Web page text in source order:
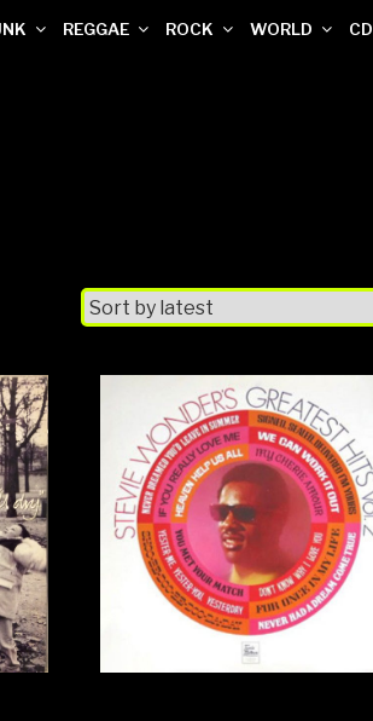
REGGAE ROCK WORLD CD